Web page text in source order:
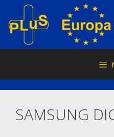
Inhalt
springen
SAMSUNG